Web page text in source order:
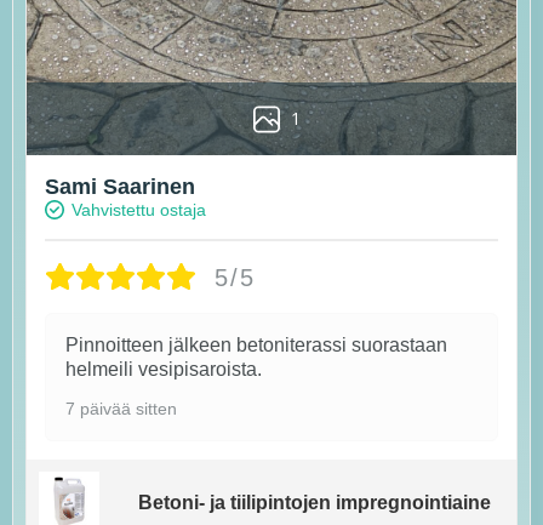
1
Sami Saarinen
Vahvistettu ostaja
5/5
Pinnoitteen jälkeen betoniterassi suorastaan
helmeili vesipisaroista.
7 päivää sitten
Betoni- ja tiilipintojen impregnointiaine